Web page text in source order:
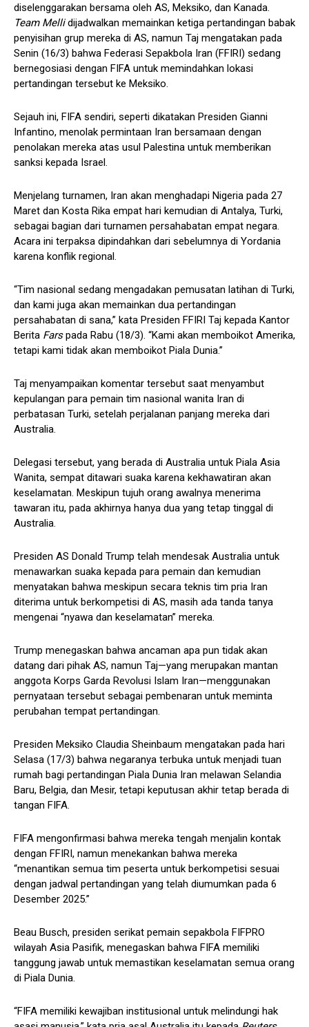
diselenggarakan bersama oleh AS, Meksiko, dan Kanada.
Team Mellidijadwalkan memainkan ketiga pertandingan babak
penyisihan grup mereka di AS, namun Taj mengatakan pada
Senin (16/3) bahwa Federasi Sepakbola Iran (FFIRI) sedang
bernegosiasi dengan FIFA untuk memindahkan lokasi
pertandingan tersebut ke Meksiko.
Sejauh ini, FIFA sendiri, seperti dikatakan Presiden Gianni
Infantino, menolak permintaan Iran bersamaan dengan
penolakan mereka atas usul Palestina untuk memberikan
sanksi kepada Israel.
Menjelang turnamen, Iran akan menghadapi Nigeria pada 27
Maret dan Kosta Rika empat hari kemudian di Antalya, Turki,
sebagai bagian dari turnamen persahabatan empat negara.
Acara ini terpaksa dipindahkan dari sebelumnya di Yordania
karena konflik regional.
“Tim nasional sedang mengadakan pemusatan latihan di Turki,
dan kami juga akan memainkan dua pertandingan
persahabatan di sana,” kata Presiden FFIRI Taj kepada Kantor
Berita Farspada Rabu (18/3). “Kami akan memboikot Amerika,
tetapi kami tidak akan memboikot Piala Dunia.”
Taj menyampaikan komentar tersebut saat menyambut
kepulangan para pemain tim nasional wanita Iran di
perbatasan Turki, setelah perjalanan panjang mereka dari
Australia.
Delegasi tersebut, yang berada di Australia untuk Piala Asia
Wanita, sempat ditawari suaka karena kekhawatiran akan
keselamatan. Meskipun tujuh orang awalnya menerima
tawaran itu, pada akhirnya hanya dua yang tetap tinggal di
Australia.
Presiden AS Donald Trump telah mendesak Australia untuk
menawarkan suaka kepada para pemain dan kemudian
menyatakan bahwa meskipun secara teknis tim pria Iran
diterima untuk berkompetisi di AS, masih ada tanda tanya
mengenai “nyawa dan keselamatan” mereka.
Trump menegaskan bahwa ancaman apa pun tidak akan
datang dari pihak AS, namun Taj—yang merupakan mantan
anggota Korps Garda Revolusi Islam Iran—menggunakan
pernyataan tersebut sebagai pembenaran untuk meminta
perubahan tempat pertandingan.
Presiden Meksiko Claudia Sheinbaum mengatakan pada hari
Selasa (17/3) bahwa negaranya terbuka untuk menjadi tuan
rumah bagi pertandingan Piala Dunia Iran melawan Selandia
Baru, Belgia, dan Mesir, tetapi keputusan akhir tetap berada di
tangan FIFA.
FIFA mengonfirmasi bahwa mereka tengah menjalin kontak
dengan FFIRI, namun menekankan bahwa mereka
“menantikan semua tim peserta untuk berkompetisi sesuai
dengan jadwal pertandingan yang telah diumumkan pada 6
Desember 2025.”
Beau Busch, presiden serikat pemain sepakbola FIFPRO
wilayah Asia Pasifik, menegaskan bahwa FIFA memiliki
tanggung jawab untuk memastikan keselamatan semua orang
di Piala Dunia.
“FIFA memiliki kewajiban institusional untuk melindungi hak